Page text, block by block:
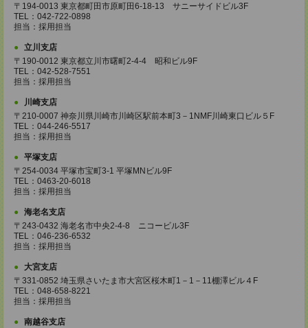
〒194-0013 東京都町田市原町田6-18-13 サニーサイドビル3F
TEL：042-722-0898
担当：採用担当
立川支店
〒190-0012 東京都立川市曙町2-4-4 昭和ビル9F
TEL：042-528-7551
担当：採用担当
川崎支店
〒210-0007 神奈川県川崎市川崎区駅前本町3－1NMF川崎東口ビル５F
TEL：044-246-5517
担当：採用担当
平塚支店
〒254-0034 平塚市宝町3-1 平塚MNビル9F
TEL：0463-20-6018
担当：採用担当
海老名支店
〒243-0432 海老名市中央2-4-8 ニコービル3F
TEL：046-236-6532
担当：採用担当
大宮支店
〒331-0852 埼玉県さいたま市大宮区桜木町1－1－11棚澤ビル４F
TEL：048-658-8221
担当：採用担当
南越谷支店